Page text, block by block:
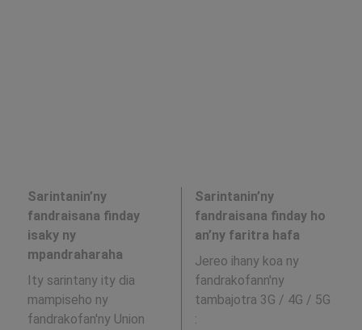
Sarintanin’ny
fandraisana finday
isaky ny
mpandraharaha
Ity sarintany ity dia
mampiseho ny
fandrakofan'ny Union
Sarintanin’ny
fandraisana finday ho
an’ny faritra hafa
Jereo ihany koa ny
fandrakofann'ny
tambajotra 3G / 4G / 5G
: